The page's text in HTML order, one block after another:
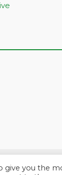
ideato e
give you the